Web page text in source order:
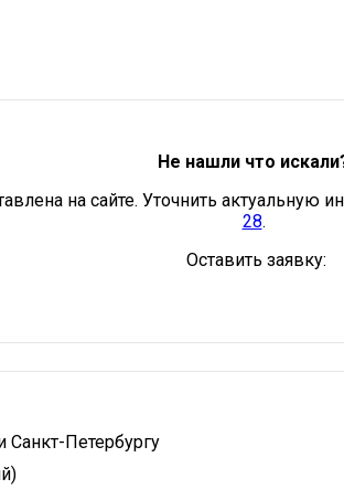
Не нашли что
на сайте. Уточнить
28.
Оставить заявку:
Санкт-Петербургу